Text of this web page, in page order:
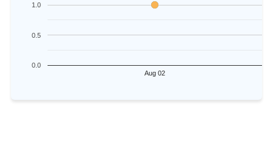
Aug 02
0.0
0.5
1.0